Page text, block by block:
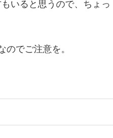
いると思うので、ちょっ
でご注意を。